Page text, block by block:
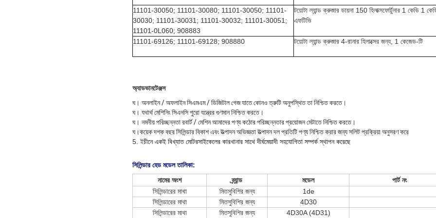
11101-30050; 11101-30080; 11101-30050; 11101-
30030; 11101-30031; 11101-30032; 11101-30051;
11101-0L060; 908883
টয়োটা ল্যান্ড ক্রুজার ডায়না 150 হিলাক্সফোর্টুনার 1 কেডি 1
এফটিভি
11101-69126; 11101-69128; 908880 টয়োটা ল্যান্ড ক্রুজার 4-রানার হিলাক্সের জন্য, 1 কেজেড-টি
অ্যাডভানটেঞ্জস
ঘ। অনলাইন / অফলাইন সিএমএম / ডিজিটাল গেজ যাতে কোনও ত্রুটি অনুপস্থিত তা নিশ্চিত করতে।
ঘ। যথার্থ মেশিনিং সিএনসি পুরো যন্ত্রের গুণমান নিশ্চিত করতে ।
ঘ। নমনীয় পরিচ্ছন্নতা রবার্ট / মেশিন আমাদের পণ্য কঠোর পরিচ্ছন্নতার প্রয়োজন মেটাতে নিশ্চিত করতে ।
ঘ।কয়েক দশক বছর সিলিন্ডার বিকাশ এবং উত্পাদন অভিজ্ঞতা উত্পাদন দল প্রতিটি পণ্য নিশ্চিত করার জন্য সলিট প্রক্রিয়া অনুসরণ করে
5. ইচীনে একই বিখ্যাত মোটরসাইকেলের কারখানার সাথে দীর্ঘমেয়াদী সহযোগিতা সম্পর্ক স্থাপন করেছে
সিলিন্ডার হেড মডেলতালিকা:
নামের অংশ
ব্র্যান্ড মডেল
পার্ট নং
সিলিন্ডারের মাথা
মিতসুবিশির জন্য
1de
সিলিন্ডারের মাথা
মিতসুবিশির জন্য
4D30
সিলিন্ডারের মাথা
মিতসুবিশির জন্য 4D30A (4D31)